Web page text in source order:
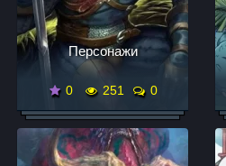
Персонажи
0 251 0